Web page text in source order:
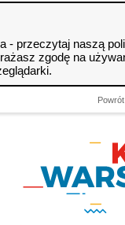
- przeczytaj naszą
zgodę na